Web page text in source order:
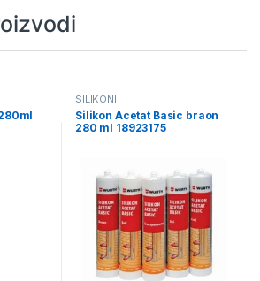
SILIKONI
Silikon Acetat Basic braon
280 ml 18923175